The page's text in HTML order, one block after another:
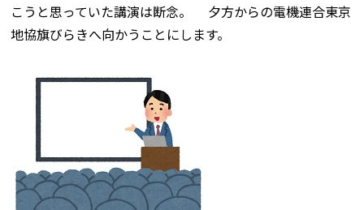
こうと思っていた講演は断念。 夕方からの電機連合東京
地協旗びらきへ向かうことにします。